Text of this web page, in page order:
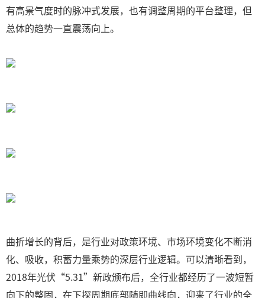
有高景气度时的脉冲式发展，也有调整周期的平台整理，但
总体的趋势一直震荡向上。
曲折增长的背后，是行业对政策环境、市场环境变化不断消
化、吸收，积蓄力量乘势的深层行业逻辑。可以清晰看到，
2018年光伏“5.31”新政颁布后，全行业都经历了一波短暂
向下的整固，在下探周期底部随即曲线向，迎来了行业的全